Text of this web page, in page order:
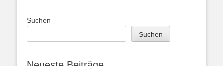
Suchen
Suchen